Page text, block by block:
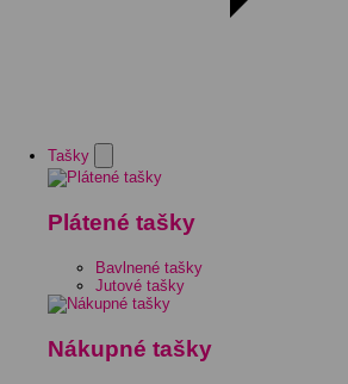
Tašky
Plátené tašky
Bavlnené tašky
Jutové tašky
Nákupné tašky